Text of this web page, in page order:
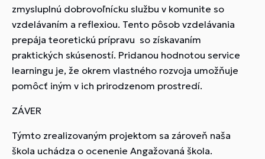
zmysluplnú dobrovoľnícku službu v komunite so
vzdelávaním a reflexiou. Tento pôsob vzdelávania
prepája teoretickú prípravu so získavaním
praktických skúseností. Pridanou hodnotou service
learningu je, že okrem vlastného rozvoja umožňuje
pomôcť iným v ich prirodzenom prostredí.
ZÁVER
Týmto zrealizovaným projektom sa zároveň naša
škola uchádza o ocenenie Angažovaná škola.